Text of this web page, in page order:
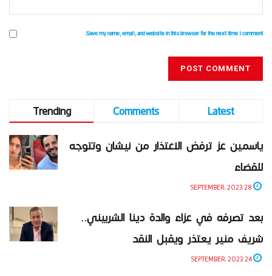
Save my name, email, and website in this browser for the next time I comment.
Trending Comments
Latest
ياسمين عز ترفض الاعتذار من نيشان وتتوجه
للقضاء
بعد تصرفه في عزاء والدة دينا الشربيني..
شريف منير يعتذر ويقبل النقد